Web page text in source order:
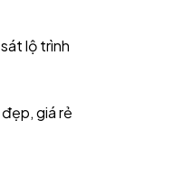
lộ trình
giá rẻ